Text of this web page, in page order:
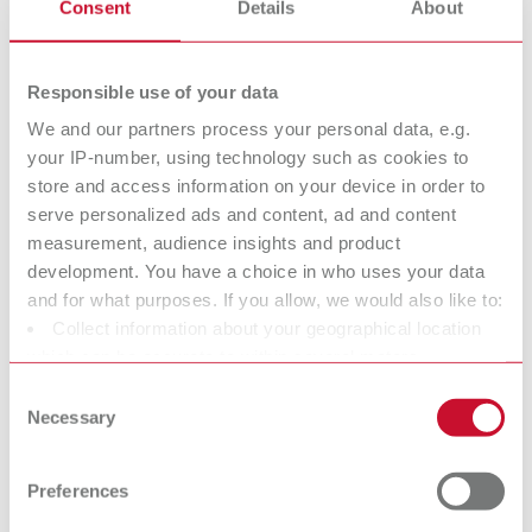
Consent Details About
Responsible use of your data
We and our partners process your personal data, e.g.
your IP-number, using technology such as cookies to
store and access information on your device in order to
serve personalized ads and content, ad and content
measurement, audience insights and product
development. You have a choice in who uses your data
and for what purposes. If you allow, we would also like to:
Collect information about your geographical location
characteristics (fingerprinting)
Find out more about how your personal data is processed
and set your preferences in the details section. You can
change or withdraw your consent any time from the
Selection
Necessary
Preferences
POWER steamer: Die nächste Generation
dentaler Dampfstrahler
Warum leistungsstarke Dampfstrahler entscheidend sind: Der
Renfert Blog zeigt, wie POWER steamer den Laborworkflow
stabilisieren und Ausfälle vermeiden.
09.04.2026
3D-DRUCK
Digitale Provisorien mit 3D-
Filamentdruck: Effizienzgewinn für die
direkt in der Praxis ermöglicht und den digitalen Workflow effizient
OBERFLÄCHENBEARBEITUNG